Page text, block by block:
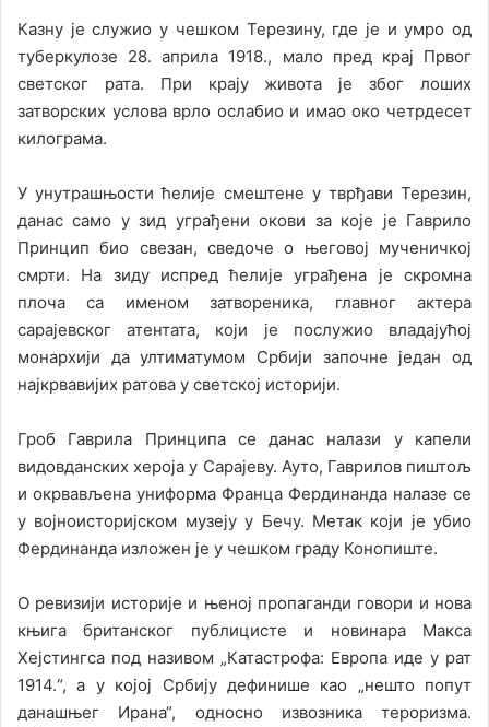
Казну је служио у чешком Терезину, где је и умро од
туберкулозе 28. априла 1918., мало пред крај Првог
светског рата. При крају живота је због лоших
затворских услова врло ослабио и имао око четрдесет
килограма.
У унутрашњости ћелије смештене у тврђави Терезин,
данас само у зид уграђени окови за које је Гаврило
Принцип био свезан, сведоче о његовој мученичкој
смрти. На зиду испред ћелије уграђена је скромна
плоча са именом затвореника, главног актера
сарајевског атентата, који је послужио владајућој
монархији да ултиматумом Србији започне један од
најкрвавијих ратова у светској историји.
Гроб Гаврила Принципа се данас налази у капели
видовданских хероја у Сарајеву. Ауто, Гаврилов пиштољ
и окрвављена униформа Франца Фердинанда налазе се
у војноисторијском музеју у Бечу. Метак који је убио
Фердинанда изложен је у чешком граду Конопиште.
О ревизији историје и њеној пропаганди говори и нова
књига британског публицисте и новинара Макса
Хејстингса под називом „Катастрофа: Европа иде у рат
1914.“, а у којој Србију дефинише као „нешто попут
данашњег Ирана“, односно извозника тероризма.